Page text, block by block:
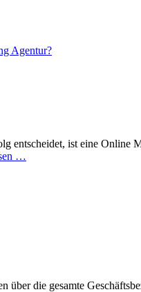
Agentur?
entscheidet, ist eine Online
…
die gesamte